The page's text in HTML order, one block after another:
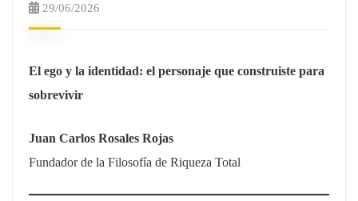
29/06/2026
El ego y la identidad: el personaje que construiste para
sobrevivir
Juan Carlos Rosales Rojas
Fundador de la Filosofía de Riqueza Total